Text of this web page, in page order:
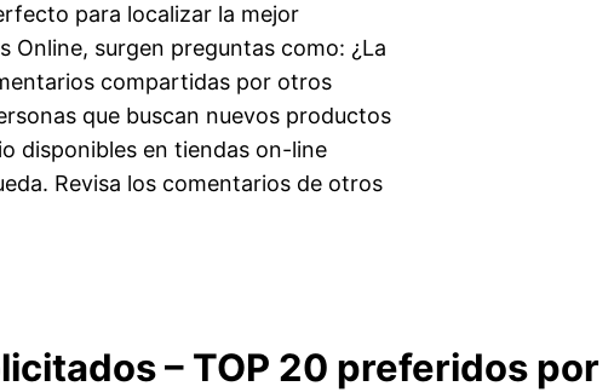
para localizar la mejor
Online, surgen preguntas como: ¿La
compartidas por otros
que buscan nuevos productos
disponibles en tiendas on-line
Revisa los comentarios de otros
– TOP 20 preferidos por